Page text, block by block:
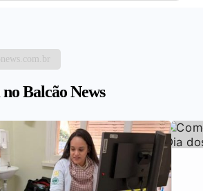
Balcão News